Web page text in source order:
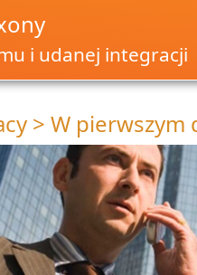
i udanej integracji
> W